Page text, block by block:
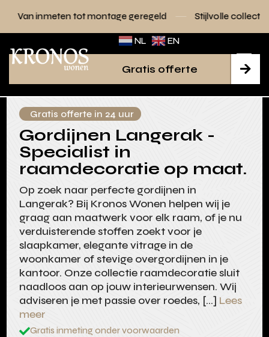
montage geregeld Stijlvolle collecties voor elk
NL EN

Gratis offerte
Gratis offerte in 24 uur
Gordijnen Langerak -
Specialist in
raamdecoratie op maat.
Op zoek naar perfecte gordijnen in
Langerak? Bij Kronos Wonen helpen wij je
graag aan maatwerk voor elk raam, of je nu
verduisterende stoffen zoekt voor je
slaapkamer, elegante vitrage in de
woonkamer of stevige overgordijnen in je
kantoor. Onze collectie raamdecoratie sluit
naadloos aan op jouw interieurwensen. Wij
adviseren je met passie over roedes, […] Lees
meer
Gratis inmeting onder voorwaarden